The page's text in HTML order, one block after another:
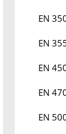
EN
EN
EN
EN
EN